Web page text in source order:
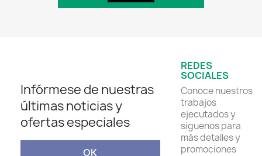
Infórmese de nuestras
últimas noticias y
ofertas especiales
REDES
SOCIALES
Conoce nuestros
trabajos
ejecutados y
siguenos para
más detalles y
promociones